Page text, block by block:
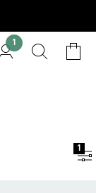
1
1